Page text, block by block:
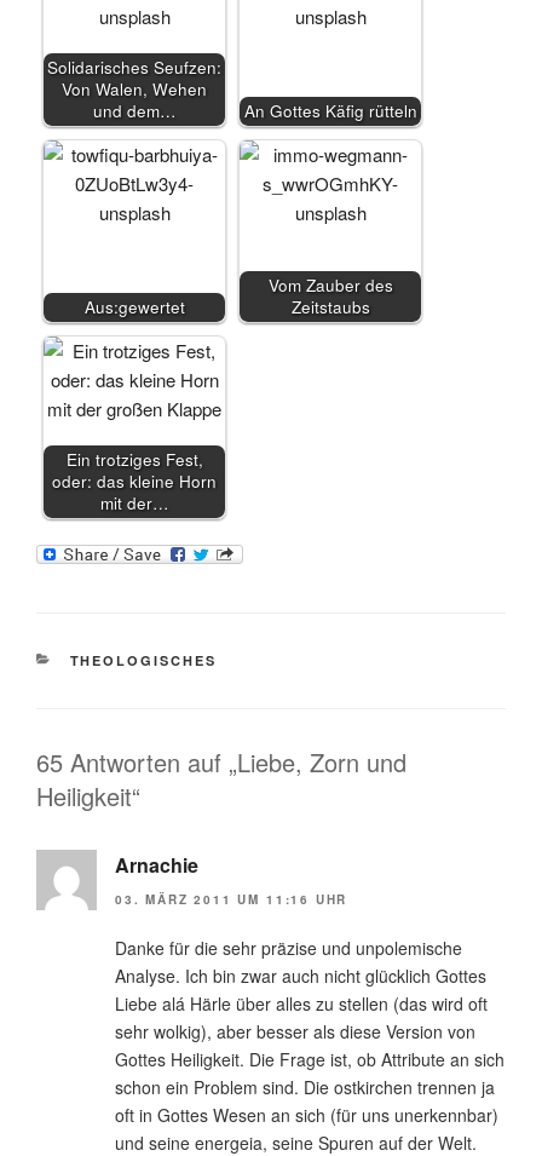
Solidarisches Seufzen:
Von Walen, Wehen
und dem…
An Gottes Käfig rütteln
Aus:gewertet
Vom Zauber des
Zeitstaubs
Ein trotziges Fest,
oder: das kleine Horn
mit der…
KATEGORIEN
THEOLOGISCHES
65 Antworten auf „Liebe, Zorn und
Heiligkeit“
Arnachie
03. MÄRZ 2011 UM 11:16 UHR
Danke für die sehr präzise und unpolemische
Analyse. Ich bin zwar auch nicht glücklich Gottes
Liebe alá Härle über alles zu stellen (das wird oft
sehr wolkig), aber besser als diese Version von
Gottes Heiligkeit. Die Frage ist, ob Attribute an sich
schon ein Problem sind. Die ostkirchen trennen ja
oft in Gottes Wesen an sich (für uns unerkennbar)
und seine energeia, seine Spuren auf der Welt.